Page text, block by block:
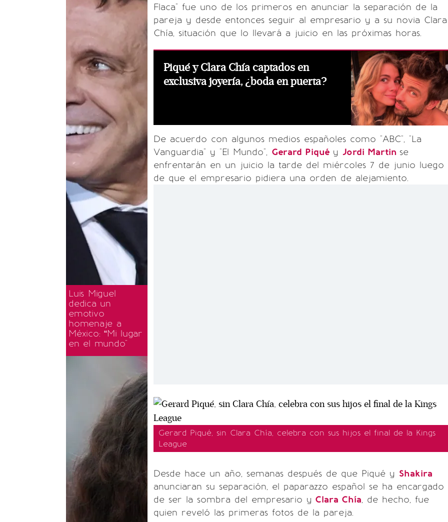
Luis Miguel
dedica un
emotivo
homenaje a
México: “Mi lugar
en el mundo"
Flaca" fue uno de los primeros en anunciar la separación de la
pareja y desde entonces seguir al empresario y a su novia Clara
Chía, situación que lo llevará a juicio en las próximas horas.
Piqué y Clara Chía captados en
exclusiva joyería, ¿boda en puerta?
De acuerdo con algunos medios españoles como "ABC", "La
Vanguardia" y "El Mundo", Gerard Piqué y Jordi Martin se
enfrentarán en un juicio la tarde del miércoles 7 de junio luego
de que el empresario pidiera una orden de alejamiento.
Gerard Piqué, sin Clara Chía, celebra con sus hijos el final de la Kings
League
Desde hace un año, semanas después de que Piqué y Shakira
anunciaran su separación, el paparazzo español se ha encargado
de ser la sombra del empresario y Clara Chía, de hecho, fue
quien reveló las primeras fotos de la pareja.